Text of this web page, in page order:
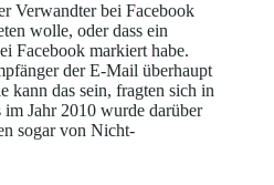
Verwandter bei Facebook
wolle, oder dass ein
Facebook markiert habe.
der E-Mail überhaupt
kann das sein, fragten sich in
Jahr 2010 wurde darüber
sogar von Nicht-